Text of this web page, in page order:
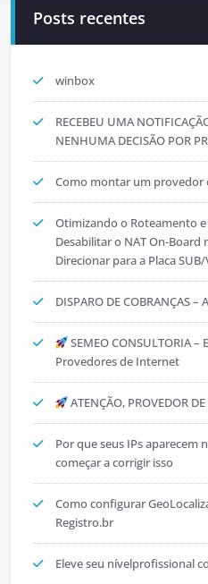
Posts recentes
winbox
RECEBEU UMA
NENHUMA DECISÃO POR
Como montar um provedor
Otimizando o Roteamento
Desabilitar o NAT On-Board
Direcionar para a Placa SUB/
DISPARO DE COBRANÇAS –
SEMEO CONSULTORIA
Provedores de Internet
ATENÇÃO, PROVEDOR
Por que seus IPs aparecem
começar a corrigir isso
Como configurar
Registro.br
Eleve seu nívelprofissional